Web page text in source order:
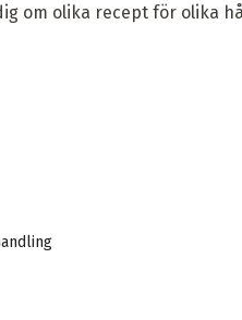
om olika recept för olika